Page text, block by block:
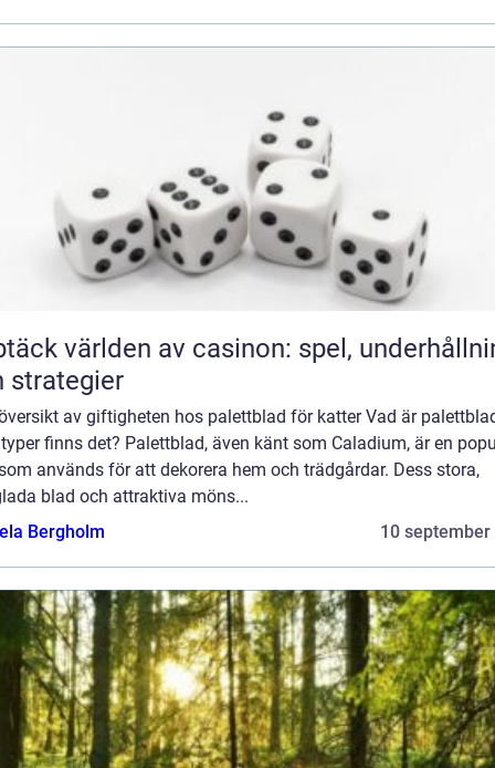
världen av casinon: spel,
strategier
av giftigheten hos palettblad för katter Vad är
finns det? Palettblad, även känt som Caladium, är en
används för att dekorera hem och trädgårdar. Dess stora,
blad och attraktiva möns...
Bergholm
10 september